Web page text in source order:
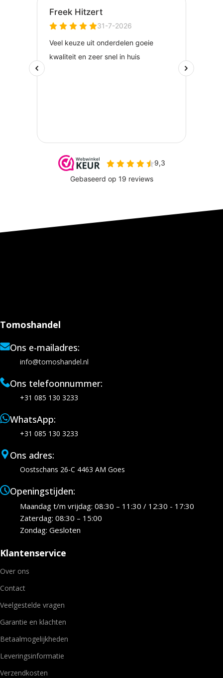
Tomoshandel
Ons e-mailadres:
info@tomoshandel.nl
Ons telefoonnummer:
+31 085 130 3233
WhatsApp:
+31 085 130 3233
Ons adres:
Oostschans 26-C 4463 AM Goes
Openingstijden:
Maandag t/m vrijdag: 08:30 – 11:30 / 12:30 - 17:30
Zaterdag: 08:30 – 15:00
Zondag: Gesloten
Klantenservice
Over ons
Contact
Veelgestelde vragen
Garantie en klachten
Betaalmogelijkheden
Leveringsinformatie
Verzendkosten